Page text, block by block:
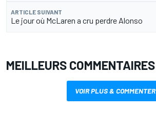
ARTICLE SUIVANT
Le jour où McLaren a cru perdre Alonso
MEILLEURS COMMENTAIRES
VOIR PLUS & COMMENTER